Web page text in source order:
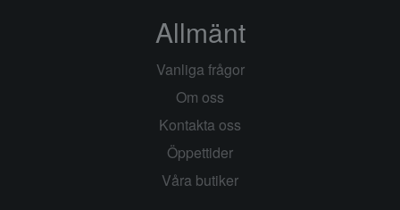
Allmänt
Vanliga frågor
Om oss
Kontakta oss
Öppettider
Våra butiker